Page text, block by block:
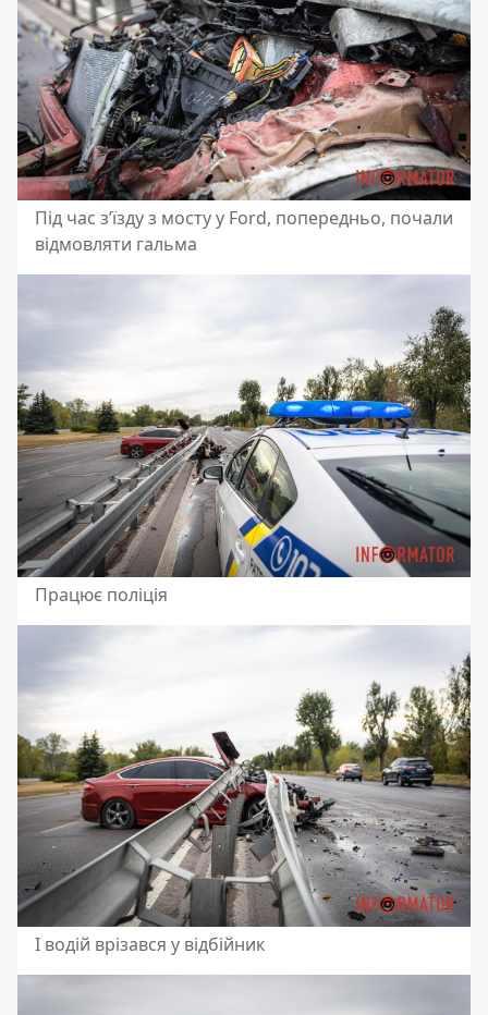
Під час з’їзду з мосту у Ford, попередньо, почали
відмовляти гальма
Працює поліція
І водій врізався у відбійник